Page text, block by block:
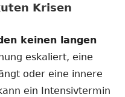
Krisen
keinen langen
eskaliert, eine
oder eine innere
ein Intensivtermin